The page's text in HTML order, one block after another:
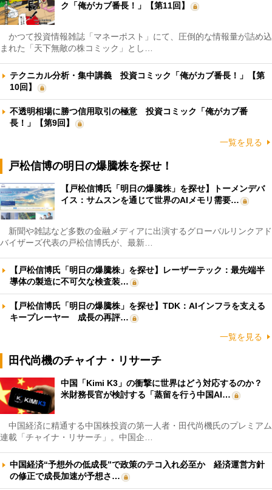
ク「俺がカブ番長！」【第11回】
かつて投資情報雑誌「マネーポスト」にて、圧倒的な情報量が詰め込
まれた「天下無敵の株コミック」とし…
テクニカル分析・集中講義 投資コミック「俺がカブ番長！」【第
10回】
不透明相場に勝つ信用取引の極意 投資コミック「俺がカブ番
長！」【第9回】
一覧を見る
戸松信博の明日の爆騰株を探せ！
【戸松信博氏「明日の爆騰株」を探せ】トーメンデバ
イス：サムスンを通じて世界のAIメモリ需要…
新聞や雑誌など多数の金融メディアに出演するグローバルリンクアド
バイザーズ代表の戸松信博氏が、最新…
【戸松信博氏「明日の爆騰株」を探せ】レーザーテック：最先端半
導体の製造に不可欠な検査装…
【戸松信博氏「明日の爆騰株」を探せ】TDK：AIインフラを支える
キープレーヤー 成長の再評…
一覧を見る
田代尚機のチャイナ・リサーチ
中国「Kimi K3」の衝撃に世界はどう対応するのか？
米財務長官が検討する「蒸留を行う中国AI…
中国経済に精通する中国株投資の第一人者・田代尚機氏のプレミアム
連載「チャイナ・リサーチ」。中国企…
中国経済“予想外の低成長”で政策のテコ入れ必至か 経済運営方針
の修正で成長加速が予想さ…